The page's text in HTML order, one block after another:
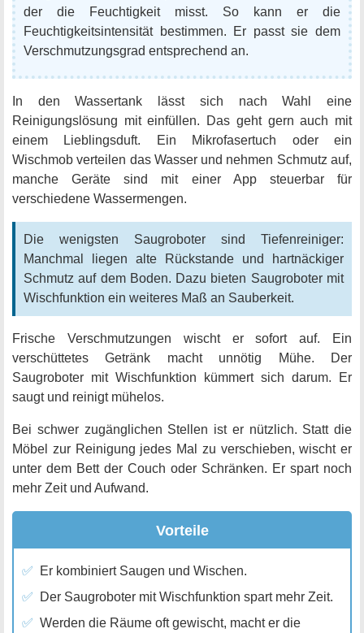
der die Feuchtigkeit misst. So kann er die
Feuchtigkeitsintensität bestimmen. Er passt sie dem
Verschmutzungsgrad entsprechend an.
In den Wassertank lässt sich nach Wahl eine
Reinigungslösung mit einfüllen. Das geht gern auch mit
einem Lieblingsduft. Ein Mikrofasertuch oder ein
Wischmob verteilen das Wasser und nehmen Schmutz auf,
manche Geräte sind mit einer App steuerbar für
verschiedene Wassermengen.
Die wenigsten Saugroboter sind Tiefenreiniger:
Manchmal liegen alte Rückstande und hartnäckiger
Schmutz auf dem Boden. Dazu bieten Saugroboter mit
Wischfunktion ein weiteres Maß an Sauberkeit.
Frische Verschmutzungen wischt er sofort auf. Ein
verschüttetes Getränk macht unnötig Mühe. Der
Saugroboter mit Wischfunktion kümmert sich darum. Er
saugt und reinigt mühelos.
Bei schwer zugänglichen Stellen ist er nützlich. Statt die
Möbel zur Reinigung jedes Mal zu verschieben, wischt er
unter dem Bett der Couch oder Schränken. Er spart noch
mehr Zeit und Aufwand.
Vorteile
Er kombiniert Saugen und Wischen.
Der Saugroboter mit Wischfunktion spart mehr Zeit.
Werden die Räume oft gewischt, macht er die